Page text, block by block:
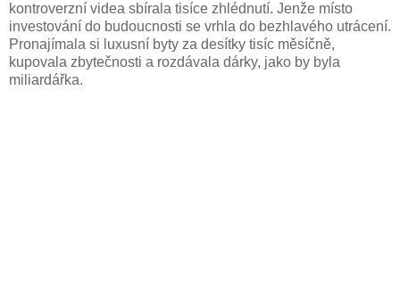
kontroverzní videa sbírala tisíce zhlédnutí. Jenže místo
investování do budoucnosti se vrhla do bezhlavého utrácení.
Pronajímala si luxusní byty za desítky tisíc měsíčně,
kupovala zbytečnosti a rozdávala dárky, jako by byla
miliardářka.